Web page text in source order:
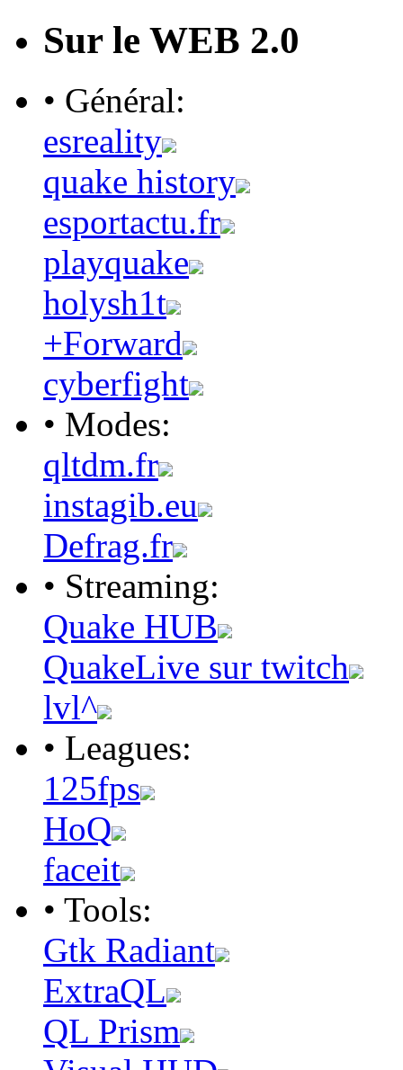
Sur le WEB 2.0
• Général:
esreality
quake history
esportactu.fr
playquake
holysh1t
+Forward
cyberfight
• Modes:
qltdm.fr
instagib.eu
Defrag.fr
• Streaming:
Quake HUB
QuakeLive sur twitch
lvl^
• Leagues:
125fps
HoQ
faceit
• Tools:
Gtk Radiant
ExtraQL
QL Prism